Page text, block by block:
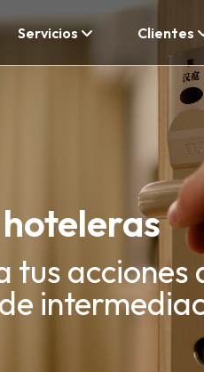
Servicios Clientes
tus acciones